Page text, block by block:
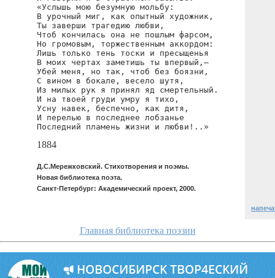
«Услышь мою безумную мольбу:
В урочный миг, как опытный художник,
Ты заверши трагедию любви,
Чтоб кончилась она не пошлым фарсом,
Но громовым, торжественным аккордом:
Лишь только тень тоски и пресыщенья
В моих чертах заметишь ты впервый,—
Убей меня, но так, чтоб без боязни,
С вином в бокале, весело шутя,
Из милых рук я принял яд смертельный.
И на твоей груди умру я тихо,
Усну навек, беспечно, как дитя,
И перелью в последнее лобзанье
Последний пламень жизни и любви!..»
1884
Д.С.Мережковский. Стихотворения и поэмы.
Новая библиотека поэта.
Санкт-Петербург: Академический проект, 2000.
Главная библиотека поэзии